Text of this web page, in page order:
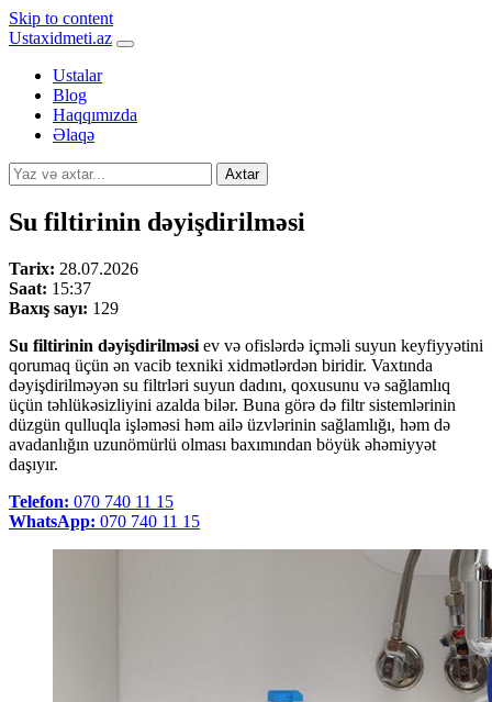
Skip to content
Ustaxidmeti.az
Ustalar
Blog
Haqqımızda
Əlaqə
Axtar
Su filtirinin dəyişdirilməsi
Tarix: 28.07.2026
Saat: 15:37
Baxış sayı: 129
Su filtirinin dəyişdirilməsi ev və ofislərdə içməli suyun keyfiyyətini
qorumaq üçün ən vacib texniki xidmətlərdən biridir. Vaxtında
dəyişdirilməyən su filtrləri suyun dadını, qoxusunu və sağlamlıq
üçün təhlükəsizliyini azalda bilər. Buna görə də filtr sistemlərinin
düzgün qulluqla işləməsi həm ailə üzvlərinin sağlamlığı, həm də
avadanlığın uzunömürlü olması baxımından böyük əhəmiyyət
daşıyır.
Telefon: 070 740 11 15
WhatsApp: 070 740 11 15